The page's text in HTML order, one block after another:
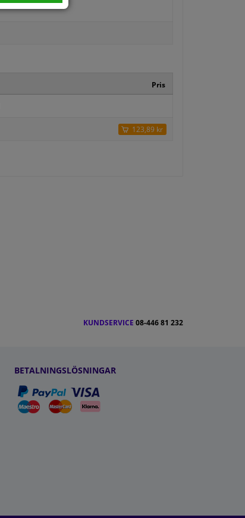
Pris
123,89 kr
KUNDSERVICE 08-446 81 232
BETALNINGSLÖSNINGAR